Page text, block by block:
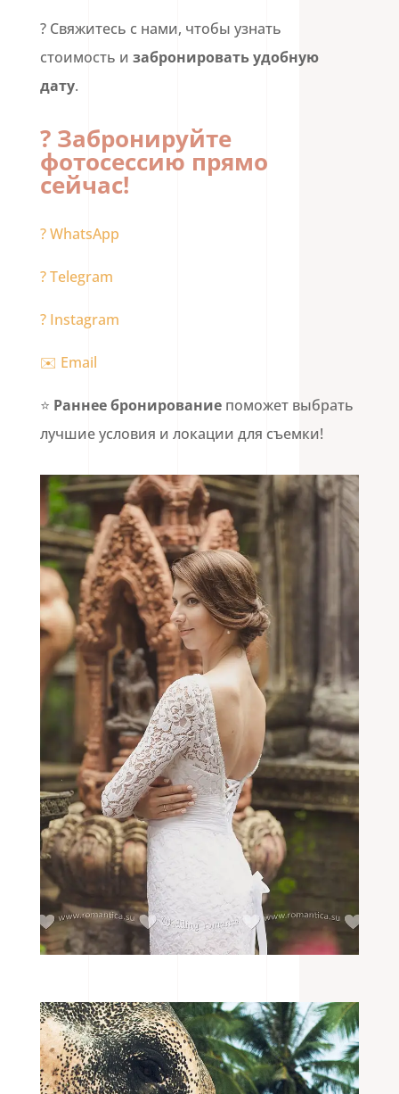
? Свяжитесь с нами, чтобы узнать
стоимость и забронировать удобную
дату.
? Забронируйте
фотосессию прямо
сейчас!
? WhatsApp
? Telegram
? Instagram
✉️ Email
⭐ Раннее бронирование поможет выбрать
лучшие условия и локации для съемки!